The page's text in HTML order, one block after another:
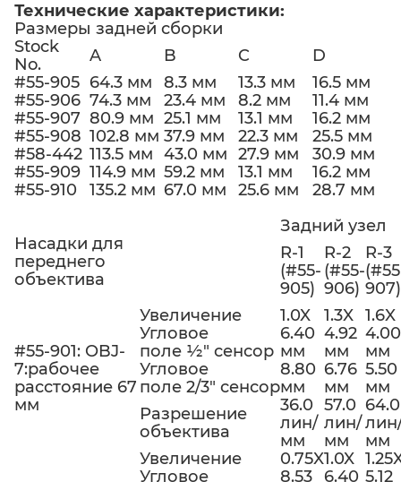
Технические характеристики:
Размеры задней сборки
Stock
No.
A B C
D
#55-905 64.3 мм 8.3 мм 13.3 мм
16.5 мм
#55-906 74.3 мм 23.4 мм 8.2 мм
11.4 мм
#55-907 80.9 мм 25.1 мм 13.1 мм
16.2 мм
#55-908 102.8 мм 37.9 мм 22.3 мм
25.5 мм
#58-442 113.5 мм 43.0 мм 27.9 мм
30.9 мм
#55-909 114.9 мм 59.2 мм 13.1 мм
16.2 мм
#55-910
135.2 мм 67.0 мм 25.6 мм 28.7 мм
Насадки для
переднего
объектива
Задний узел
R-1
(#55-
905)
R-2
(#55-
906)
R-3
907)
#55-901: OBJ-
7:рабочее
расстояние 67
мм
Увеличение 1.0X 1.3X 1.6X
Угловое
поле ½" сенсор
6.40
мм
4.92
мм
4.00
мм
Угловое
поле 2/3" сенсор
8.80
мм
6.76
мм
5.50
мм
Разрешение
объектива
36.0
лин/
мм
57.0
лин/
мм
64.0
мм
Увеличение 0.75X1.0X
Угловое
8.53 6.40 5.12